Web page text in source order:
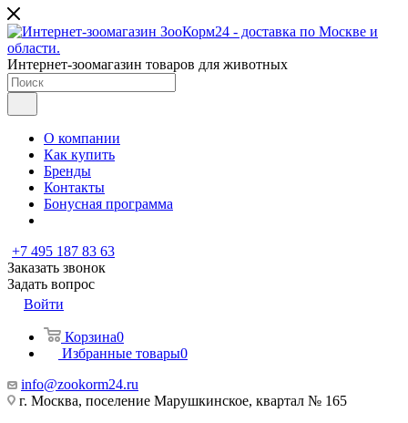
Интернет-зоомагазин товаров для животных
О компании
Как купить
Бренды
Контакты
Бонусная программа
+7 495 187 83 63
Заказать звонок
Задать вопрос
Войти
Корзина0
Избранные товары0
info@zookorm24.ru
г. Москва, поселение Марушкинское, квартал № 165